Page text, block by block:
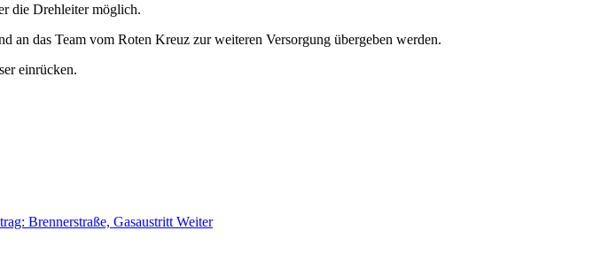
die Drehleiter möglich.
an das Team vom Roten Kreuz zur weiteren Versorgung übergeben werden.
einrücken.
Brennerstraße, Gasaustritt Weiter